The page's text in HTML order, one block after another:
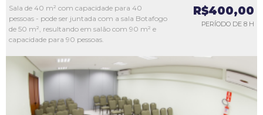
Sala de 40 m² com capacidade para 40
pessoas - pode ser juntada com a sala Botafogo
de 50 m², resultando em salão com 90 m² e
capacidade para 90 pessoas.
R$400,00
PERÍODO DE 8 H
L1
L2